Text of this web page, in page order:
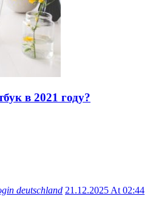
в 2021 году?
deutschland 21.12.2025 At 02:44